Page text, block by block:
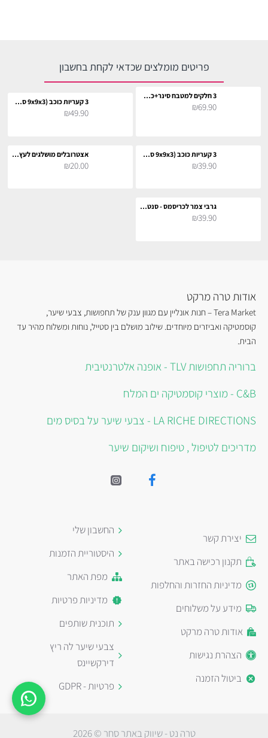
פריטים מומלצים שכדאי לקחת בחשבון
3 חלקים למטבח סינר+כפפה+תחתית לסיר
₪69.90 3 קעריות כוכב (9x9x3 ס"מ)
₪49.90
3 קעריות כוכב (9x9x3 ס"מ)
₪39.90
אצטרובלים מושלגים לעץ חג המולד
₪20.00
גרבי צמר לכריסמס - סנטה ואיילים
₪39.90
אודות טרה מרקט
Tera Market – חנות אונליין עם מגוון ענק של תחפושות, צבעי שיער,
קוסמטיקה ואביזרים מיוחדים. שילוב מושלם בין סטייל, נוחות ומשלוח מהיר עד
הבית.
ברוריה תחפושות TLV - אופנה אלטרנטיבית
C&B - מוצרי קוסמטיקה ים המלח
LA RICHE DIRECTIONS - צבעי שיער על בסיס מים
מדריכים לטיפול , טיפוח ושיקום שיער
יצירת קשר
תקנון רכישה באתר
מדיניות החזרות והחלפות
מידע על משלוחים
אודות טרה מרקט
הצהרת נגישות
ביטול הזמנה
החשבון שלי
היסטוריית הזמנות
מפת האתר
מדיניות פרטיות
תוכנית שותפים
צבעי שיער לה ריץ
דירקשיינס
פרטיות - GDPR
טרה נט - שיווק באתר סחר © 2026